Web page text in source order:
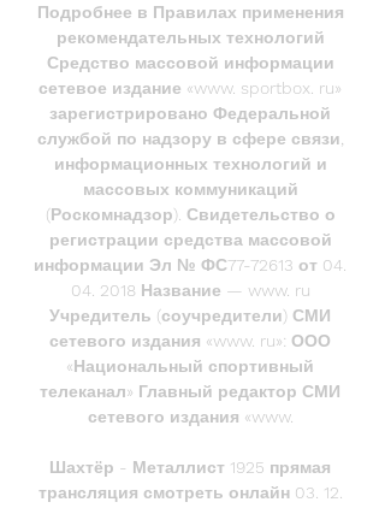
Подробнее в Правилах применения
рекомендательных технологий
Средство массовой информации
сетевое издание «www. sportbox. ru»
зарегистрировано Федеральной
службой по надзору в сфере связи,
информационных технологий и
массовых коммуникаций
(Роскомнадзор). Свидетельство о
регистрации средства массовой
информации Эл № ФС77-72613 от 04.
04. 2018 Название — www. ru
Учредитель (соучредители) СМИ
сетевого издания «www. ru»: ООО
«Национальный спортивный
телеканал» Главный редактор СМИ
сетевого издания «www.
Шахтёр - Металлист 1925 прямая
трансляция смотреть онлайн 03. 12.